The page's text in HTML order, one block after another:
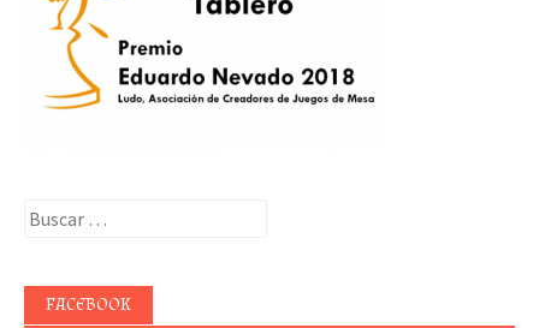
Buscar:
FACEBOOK